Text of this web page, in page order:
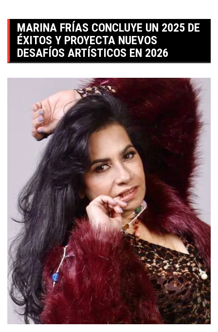
MARINA FRÍAS CONCLUYE UN 2025 DE
ÉXITOS Y PROYECTA NUEVOS
DESAFÍOS ARTÍSTICOS EN 2026